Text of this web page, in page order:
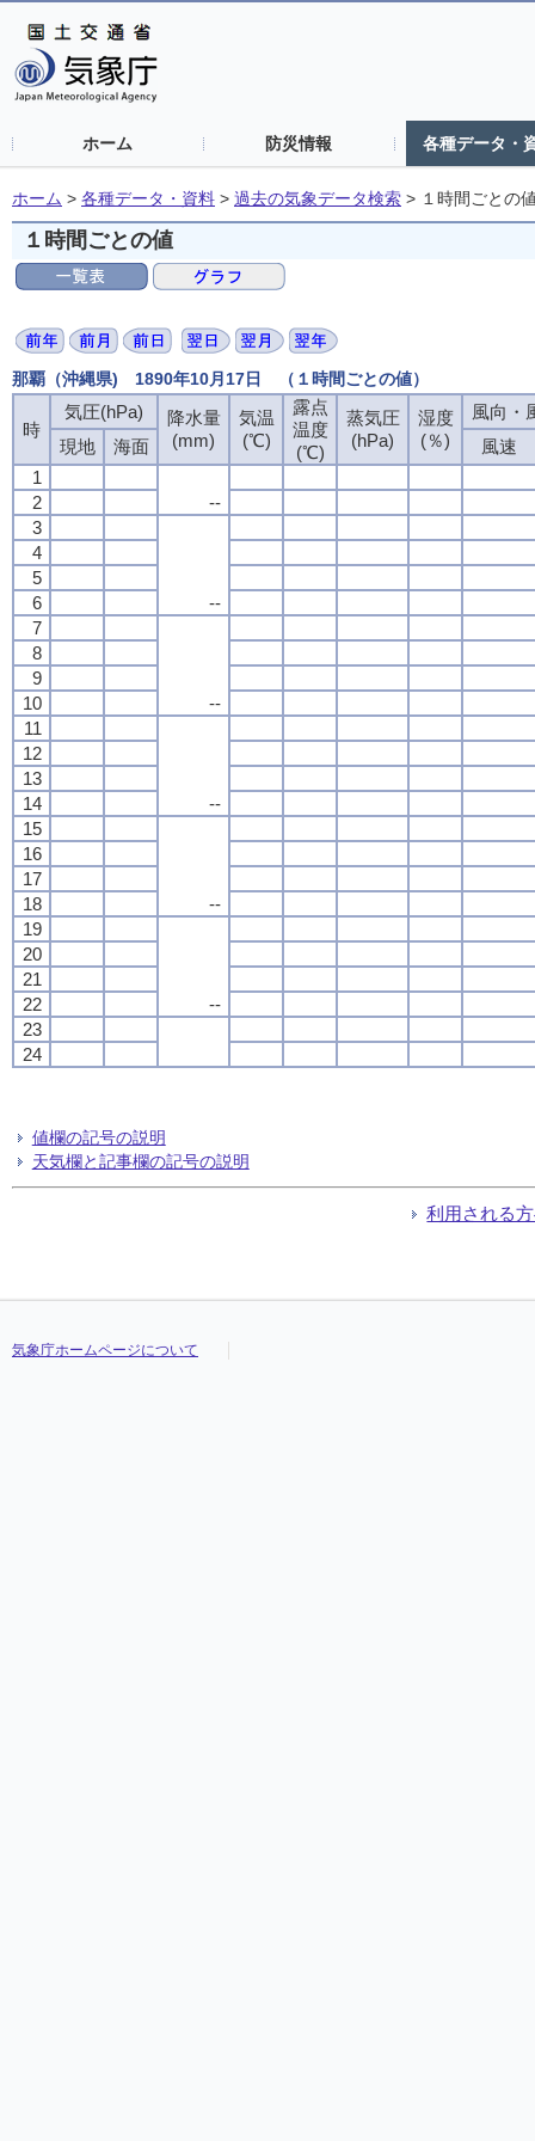
ホーム 防災情報 各種データ・
ホーム > 各種データ・資料 > 過去の気象データ検索 > １時間ごとの
１時間ごとの値
那覇（沖縄県) 1890年10月17日 （１時間ごとの値）
時
気圧(hPa)
降水量
(mm)
気温
(℃)
露点
温度
(℃)
蒸気圧
(hPa)
湿度
(％)
風向・
現地
海面
風速
1
--
2
3
--
4
5
6
7
--
8
9
10
11
--
12
13
14
15
--
16
17
18
19
--
20
21
22
23
24
値欄の記号の説明
天気欄と記事欄の記号の説明
利用される
気象庁ホームページについて